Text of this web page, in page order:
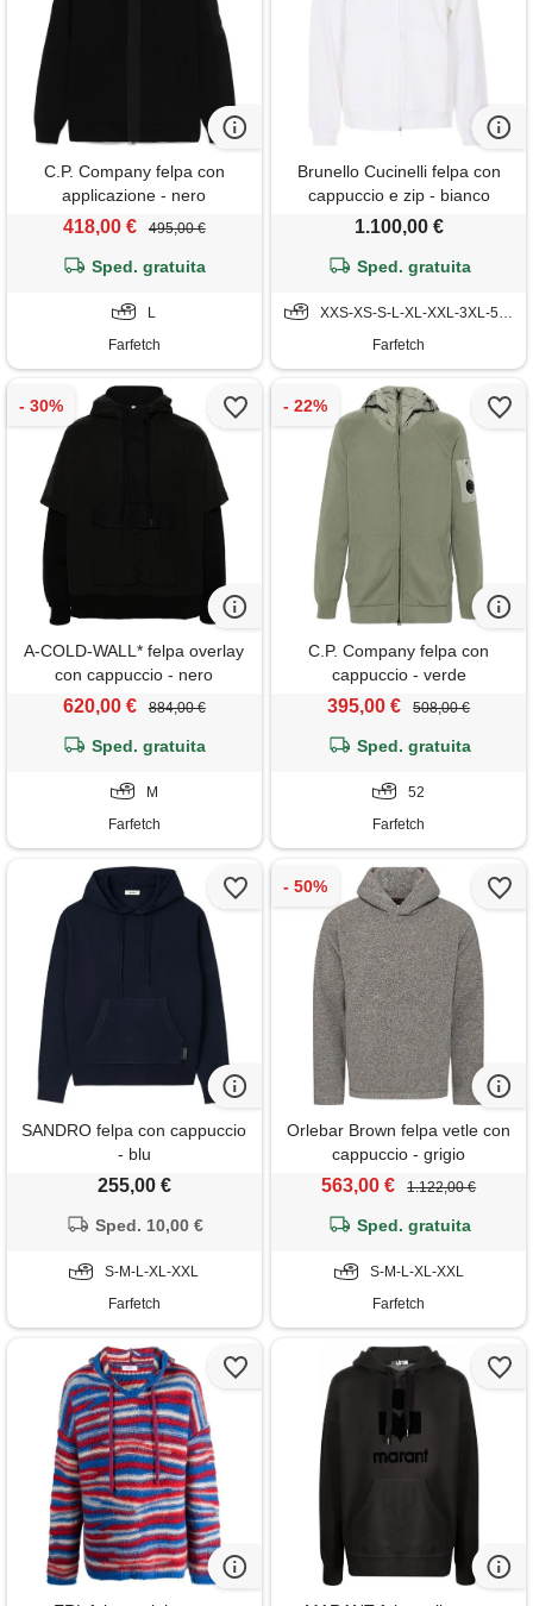
C.P. Company felpa con
applicazione - nero
418,00 € 495,00 €
Sped. gratuita
L
Farfetch
Brunello Cucinelli felpa con
cappuccio e zip - bianco
1.100,00 €
Sped. gratuita
XXS-XS-S-L-XL-XXL-3XL-5XL
Farfetch
A-COLD-WALL* felpa overlay
con cappuccio - nero
620,00 € 884,00 €
Sped. gratuita
M
Farfetch
C.P. Company felpa con
cappuccio - verde
395,00 € 508,00 €
Sped. gratuita
52
Farfetch
SANDRO felpa con cappuccio
- blu
255,00 €
Sped. 10,00 €
S-M-L-XL-XXL
Farfetch
Orlebar Brown felpa vetle con
cappuccio - grigio
563,00 € 1.122,00 €
Sped. gratuita
S-M-L-XL-XXL
Farfetch